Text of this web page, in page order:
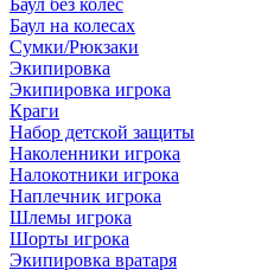
Баул без колес
Баул на колесах
Сумки/Рюкзаки
Экипировка
Экипировка игрока
Краги
Набор детской защиты
Наколенники игрока
Налокотники игрока
Наплечник игрока
Шлемы игрока
Шорты игрока
Экипировка вратаря